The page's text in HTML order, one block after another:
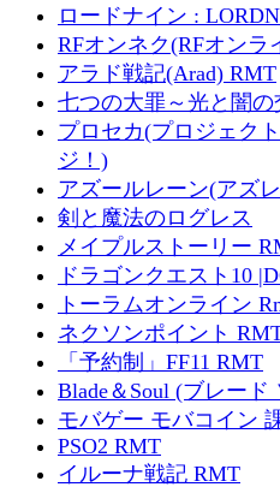
ロードナイン :
RFオンネク(RFオンラ
アラド戦記(Arad) RMT
七つの大罪～光と闇
プロセカ(プロジェク
ジ！)
アズールレーン(アズ
剣と魔法のログレス
メイプルストーリー
ドラゴンクエスト10
トーラムオンライン
ネクソンポイント
「予約制」FF11 RMT
Blade＆Soul (ブレード
モバゲー モバコイン
PSO2 RMT
イルーナ戦記 RMT